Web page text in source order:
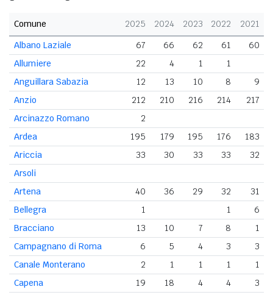
Comune 2025 2024 2023 2022 2021
Albano Laziale
67 66 62 61
60
Allumiere
22 4 1
1
Anguillara Sabazia
12 13 10 8
9
Anzio
212 210 216 214
217
Arcinazzo Romano
2
Ardea
195 179 195 176
183
Ariccia
33 30 33 33
32
Arsoli
Artena
40 36 29 32
31
Bellegra
1 1
6
Bracciano
13 10 7 8
1
Campagnano di Roma
6 5 4 3
3
Canale Monterano
2 1 1 1
1
Capena
19 18 4 4
3